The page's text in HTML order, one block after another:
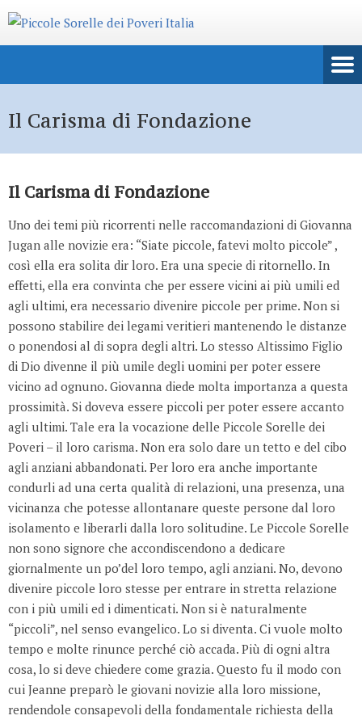
Il Carisma di Fondazione
Il Carisma di Fondazione
Uno dei temi più ricorrenti nelle raccomandazioni di Giovanna
Jugan alle novizie era: “Siate piccole, fatevi molto piccole” ,
così ella era solita dir loro. Era una specie di ritornello. In
effetti, ella era convinta che per essere vicini ai più umili ed
agli ultimi, era necessario divenire piccole per prime. Non si
possono stabilire dei legami veritieri mantenendo le distanze
o ponendosi al di sopra degli altri. Lo stesso Altissimo Figlio
di Dio divenne il più umile degli uomini per poter essere
vicino ad ognuno. Giovanna diede molta importanza a questa
prossimità. Si doveva essere piccoli per poter essere accanto
agli ultimi. Tale era la vocazione delle Piccole Sorelle dei
Poveri – il loro carisma. Non era solo dare un tetto e del cibo
agli anziani abbandonati. Per loro era anche importante
condurli ad una certa qualità di relazioni, una presenza, una
vicinanza che potesse allontanare queste persone dal loro
isolamento e liberarli dalla loro solitudine. Le Piccole Sorelle
non sono signore che accondiscendono a dedicare
giornalmente un po’del loro tempo, agli anziani. No, devono
divenire piccole loro stesse per entrare in stretta relazione
con i più umili ed i dimenticati. Non si è naturalmente
“piccoli”, nel senso evangelico. Lo si diventa. Ci vuole molto
tempo e molte rinunce perché ciò accada. Più di ogni altra
cosa, lo si deve chiedere come grazia. Questo fu il modo con
cui Jeanne preparò le giovani novizie alla loro missione,
rendendole consapevoli della fondamentale richiesta della